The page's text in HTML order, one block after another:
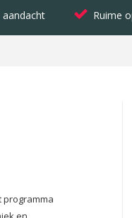
Ruime
programma